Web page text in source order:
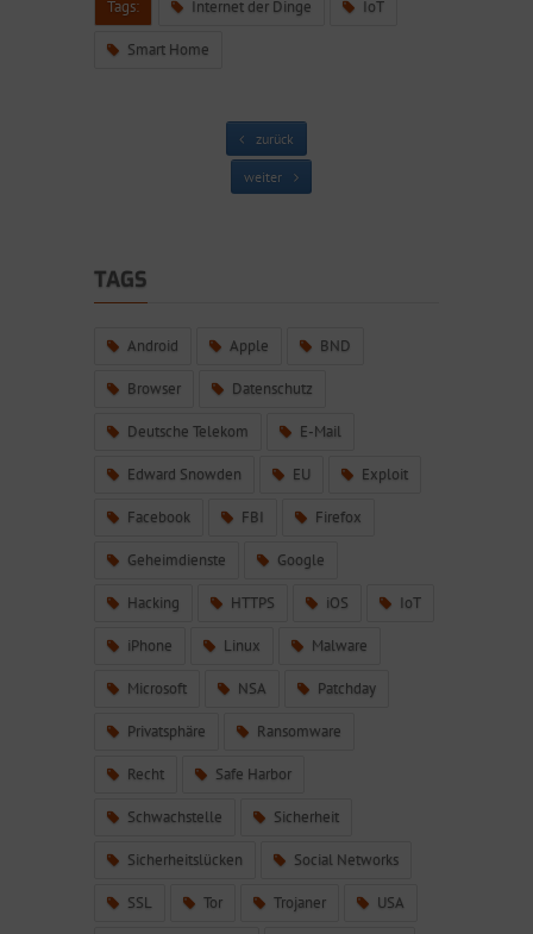
Tags: Internet der Dinge IoT
Smart Home
zurück
weiter
TAGS
Android Apple BND
Browser Datenschutz
Deutsche Telekom E-Mail
Edward Snowden EU Exploit
Facebook FBI Firefox
Geheimdienste Google
Hacking HTTPS iOS IoT
iPhone Linux Malware
Microsoft NSA Patchday
Privatsphäre Ransomware
Recht Safe Harbor
Schwachstelle Sicherheit
Sicherheitslücken Social Networks
SSL Tor Trojaner USA